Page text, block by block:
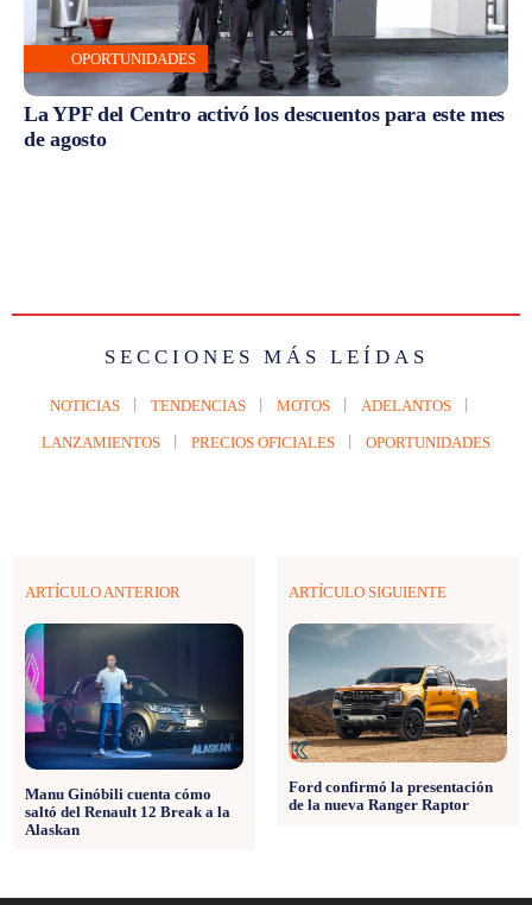
OPORTUNIDADES
La YPF del Centro activó los descuentos para este mes
de agosto
SECCIONES MÁS LEÍDAS
NOTICIAS TENDENCIAS MOTOS ADELANTOS
LANZAMIENTOS PRECIOS OFICIALES OPORTUNIDADES
ARTÍCULO ANTERIOR
Manu Ginóbili cuenta cómo
saltó del Renault 12 Break a la
Alaskan
ARTÍCULO SIGUIENTE
Ford confirmó la presentación
de la nueva Ranger Raptor